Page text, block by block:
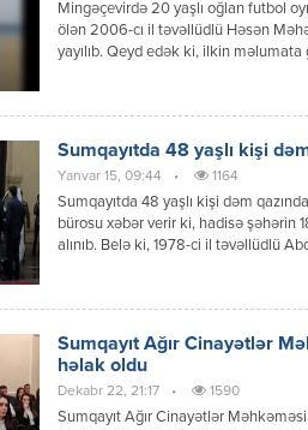
Mingəçevirdə 20 yaşlı oğlan futbol
ölən 2006-cı il təvəllüdlü Həsən
yayılıb. Qeyd edək ki, ilkin
üzrə ll kurs tələbəsi idi. Faktla bağlı
Sumqayıtda 48 yaşlı kişi
Yanvar 15, 09:44 • 1164
Sumqayıtda 48 yaşlı kişi dəm
bürosu xəbər verir ki, hadisə şəhərin
alınıb. Belə ki, 1978-ci il təvəllüdlü
cəlb olunub. Faktla bağlı araşdırma
Sumqayıt Ağır Cinayətlər
həlak oldu
Dekabr 22, 21:17 • 1590
Sumqayıt Ağır Cinayətlər